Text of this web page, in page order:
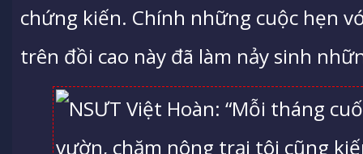
chứng kiến. Chính những cuộc hẹn
trên đồi cao này đã làm nảy sinh